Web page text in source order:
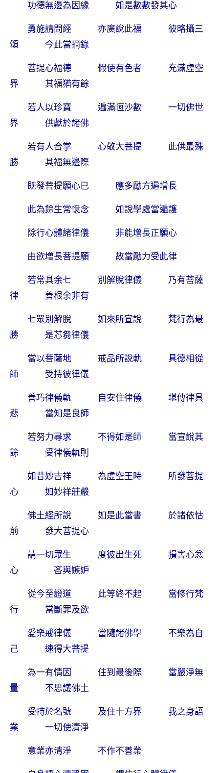
功德無邊為因緣 如是數數發其心
勇施請問經 亦廣說此福 彼略攝三
頌 今此當摘錄
菩提心福德 假使有色者 充滿虛空
界 其福猶有餘
若人以珍寶 遍滿恆沙數 一切佛世
界 供獻於諸佛
若有人合掌 心敬大菩提 此供最殊
勝 其福無邊際
既發菩提願心已 應多勵方遍增長
此為餘生常憶念 如說學處當遍護
除行心體諸律儀 非能增長正願心
由欲增長菩提願 故當勵力受此律
若常具余七 別解脫律儀 乃有菩薩
律 善根余非有
七眾別解脫 如來所宣說 梵行為最
勝 是芯芻律儀
當以菩薩地 戒品所說軌 具德相從
師 受持彼律儀
善巧律儀軌 自安住律儀 堪傳律具
悲 當知是良師
若努力尋求 不得如是師 當宣說其
餘 受律儀軌則
如昔妙吉祥 為虛空王時 所發菩提
心 如妙祥莊嚴
佛土經所說 如是此當書 於諸依怙
前 發大菩提心
請一切眾生 度彼出生死 損害心忿
心 吝與嫉妒
從今至證道 此等終不起 當修行梵
行 當斷罪及欲
愛樂戒律儀 當隨諸佛學 不樂為自
己 速得大菩提
為一有情因 住到最後際 當嚴淨無
量 不思議佛土
受持於名號 及住十方界 我之身語
業 一切使清淨
意業亦清淨 不作不善業